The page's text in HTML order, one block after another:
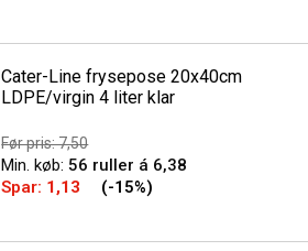
Cater-Line frysepose 20x40cm
LDPE/virgin 4 liter klar
Før pris: 7,50
Min. køb: 56 ruller á 6,38
Spar: 1,13 (-15%)